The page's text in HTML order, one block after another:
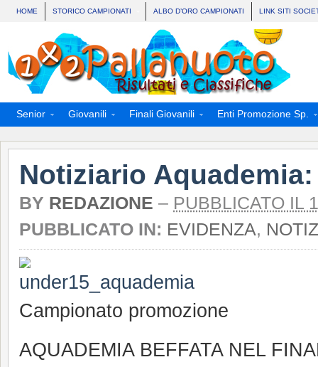
HOME STORICO CAMPIONATI ALBO D’ORO CAMPIONATI LINK SITI
Senior Giovanili Finali Giovanili Enti Promozione Sp.
Notiziario
BY REDAZIONE – PUBBLICATO IL
PUBBLICATO IN: EVIDENZA,
Campionato promozione
AQUADEMIA BEFFATA NEL